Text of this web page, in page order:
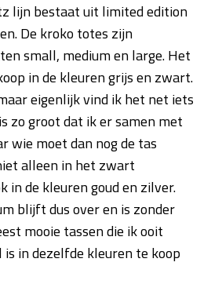
lijn bestaat uit limited edition
De kroko totes zijn
small, medium en large. Het
in de kleuren grijs en zwart.
eigenlijk vind ik het net iets
zo groot dat ik er samen met
wie moet dan nog de tas
alleen in het zwart
in de kleuren goud en zilver.
blijft dus over en is zonder
mooie tassen die ik ooit
in dezelfde kleuren te koop